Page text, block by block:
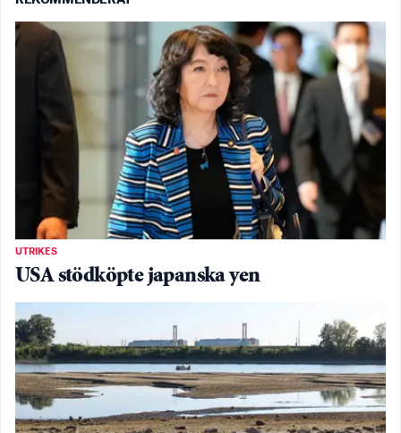
UTRIKES
USA stödköpte japanska yen